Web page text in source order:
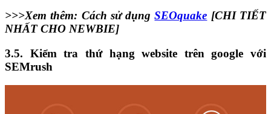
>>>Xem thêm: Cách sử dụngSEOquake [CHI TIẾT
NHẤT CHO NEWBIE]
3.5. Kiểm tra thứ hạng website trên google với
SEMrush